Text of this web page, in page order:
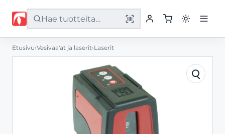
Etusivu
Etusivu›Vesivaa'at ja laserit›Laserit